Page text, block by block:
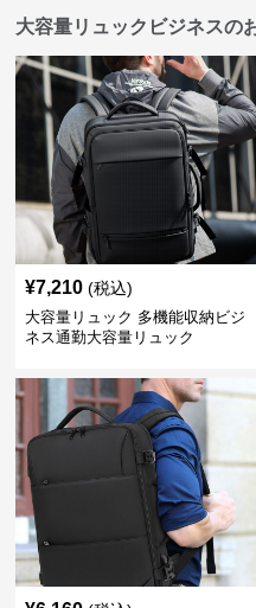
大容量リュックビジネスの
¥7,210 (税込)
大容量リュック 多機能収納ビジ
ネス通勤大容量リュック